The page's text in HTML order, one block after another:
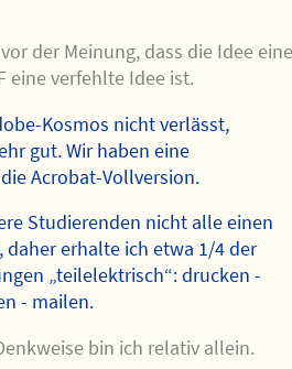
der Meinung, dass die Idee
eine verfehlte Idee ist.
Kosmos nicht verlässt,
gut. Wir haben eine
Acrobat-Vollversion.
Studierenden nicht alle einen
daher erhalte ich etwa 1/4 der
„teilelektrisch“: drucken -
- mailen.
bin ich relativ allein.